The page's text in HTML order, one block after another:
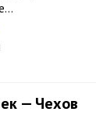
— Чехов